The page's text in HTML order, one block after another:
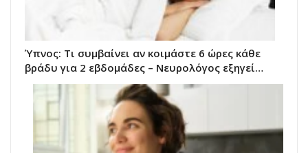
Ύπνος: Τι συμβαίνει αν κοιμάστε 6 ώρες κάθε
βράδυ για 2 εβδομάδες – Νευρολόγος εξηγεί…